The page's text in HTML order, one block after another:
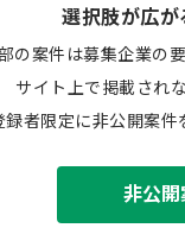
選択肢が広が
の案件は募集企業の
サイト上で掲載され
録者限定に非公開案
非公